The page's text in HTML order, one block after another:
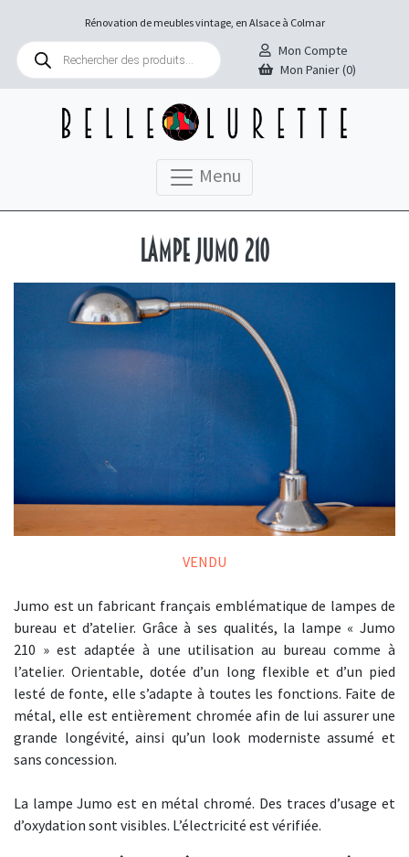
Rénovation de meubles vintage, en Alsace à Colmar
Recherche
produits
Mon Compte
Mon Panier (0)
Menu
Lampe Jumo 210
VENDU
Jumo est un fabricant français emblématique de lampes de
bureau et d’atelier. Grâce à ses qualités, la lampe « Jumo
210 » est adaptée à une utilisation au bureau comme à
l’atelier. Orientable, dotée d’un long flexible et d’un pied
lesté de fonte, elle s’adapte à toutes les fonctions. Faite de
métal, elle est entièrement chromée afin de lui assurer une
grande longévité, ainsi qu’un look moderniste assumé et
sans concession.
La lampe Jumo est en métal chromé. Des traces d’usage et
d’oxydation sont visibles. L’électricité est vérifiée.